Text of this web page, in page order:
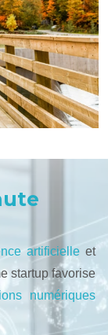
artificielle et
startup favorise
numériques